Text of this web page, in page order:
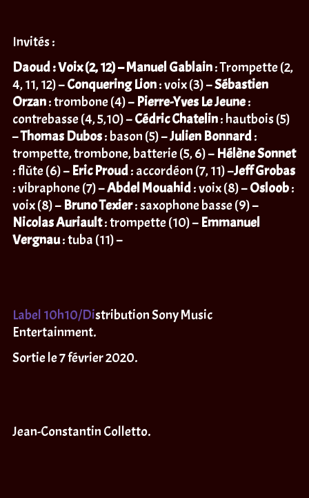
Invités :
Daoud : Voix (2, 12) – Manuel Gablain: Trompette (2,
4, 11, 12) –Conquering Lion: voix (3) –Sébastien
Orzan: trombone (4) – Pierre-Yves Le Jeune:
contrebasse (4, 5,10) –Cédric Chatelin: hautbois (5)
–Thomas Dubos: bason (5) –Julien Bonnard:
trompette, trombone, batterie (5, 6) – Hélène Sonnet
: flûte (6) – Eric Proud: accordéon (7, 11) –Jeff Grobas
: vibraphone (7) –Abdel Mouahid: voix (8) –Osloob:
voix (8) – Bruno Texier: saxophone basse (9) –
Nicolas Auriault: trompette (10) – Emmanuel
Vergnau: tuba (11) –
Label 10h10/Distribution Sony Music
Entertainment.
Sortie le 7 février 2020.
Jean-Constantin Colletto.